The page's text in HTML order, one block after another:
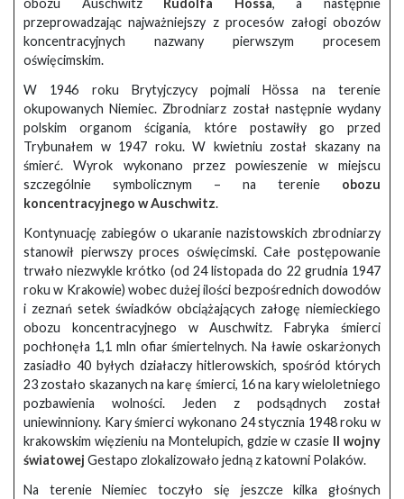
obozu Auschwitz Rudolfa Hössa, a następnie
przeprowadzając najważniejszy z procesów załogi obozów
koncentracyjnych nazwany pierwszym procesem
oświęcimskim.
W 1946 roku Brytyjczycy pojmali Hössa na terenie
okupowanych Niemiec. Zbrodniarz został następnie wydany
polskim organom ścigania, które postawiły go przed
Trybunałem w 1947 roku. W kwietniu został skazany na
śmierć. Wyrok wykonano przez powieszenie w miejscu
szczególnie symbolicznym – na terenie obozu
koncentracyjnego w Auschwitz.
Kontynuację zabiegów o ukaranie nazistowskich zbrodniarzy
stanowił pierwszy proces oświęcimski. Całe postępowanie
trwało niezwykle krótko (od 24 listopada do 22 grudnia 1947
roku w Krakowie) wobec dużej ilości bezpośrednich dowodów
i zeznań setek świadków obciążających załogę niemieckiego
obozu koncentracyjnego w Auschwitz. Fabryka śmierci
pochłonęła 1,1 mln ofiar śmiertelnych. Na ławie oskarżonych
zasiadło 40 byłych działaczy hitlerowskich, spośród których
23 zostało skazanych na karę śmierci, 16 na kary wieloletniego
pozbawienia wolności. Jeden z podsądnych został
uniewinniony. Kary śmierci wykonano 24 stycznia 1948 roku w
krakowskim więzieniu na Montelupich, gdzie w czasie II wojny
światowej Gestapo zlokalizowało jedną z katowni Polaków.
Na terenie Niemiec toczyło się jeszcze kilka głośnych